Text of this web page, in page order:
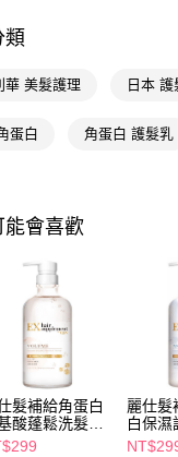
類
華 美髮護理 日本 護
蛋白 角蛋白 護髮乳
能會喜歡
髮補給角蛋白
酸蓬鬆洗髮精
麗仕髮
白保濕